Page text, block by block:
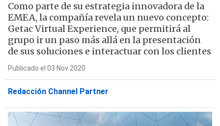
Como parte de su estrategia innovadora de la
EMEA, la compañía revela un nuevo concepto:
Getac Virtual Experience, que permitirá al
grupo ir un paso más allá en la presentación
de sus soluciones e interactuar con los clientes
Publicado el 03 Nov 2020
Redacción Channel Partner